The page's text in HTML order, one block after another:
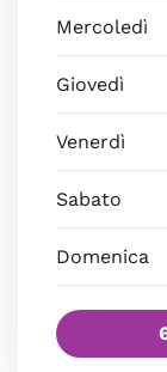
Mercoledì
Giovedì
Venerdì
Sabato
Domenica